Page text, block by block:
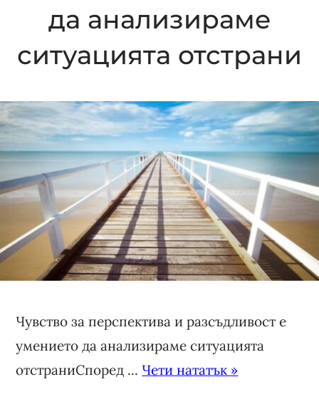
да анализираме
ситуацията отстрани
Чувство за перспектива и разсъдливост е
умението да анализираме ситуацията
отстраниСпоред ...Чети нататък »